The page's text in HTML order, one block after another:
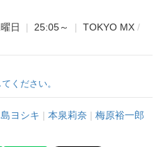
日 | 25:05～ | TOKYO MX /
ください。
ヨシキ | 本泉莉奈 | 梅原裕一郎